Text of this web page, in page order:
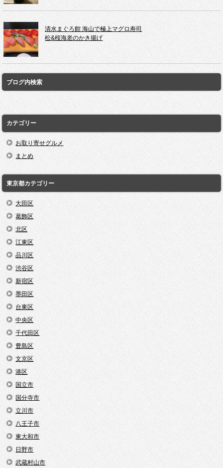
清水まぐろ館 海山で極上マグロ寿司
松&桜海老のかき揚げ
ブログ内検索
カテゴリー
お取り寄せグルメ
まとめ
東京都カテゴリー
大田区
葛飾区
北区
江東区
品川区
渋谷区
新宿区
墨田区
台東区
中央区
千代田区
豊島区
文京区
港区
国立市
国分寺市
立川市
八王子市
東大和市
日野市
武蔵村山市